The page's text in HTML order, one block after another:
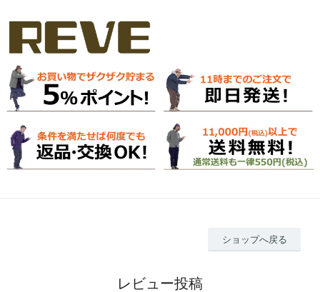
ショップへ戻る
レビュー投稿